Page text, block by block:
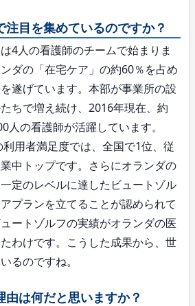
目を集めているのですか？
4人の看護師のチームで始まりま
ダの「在宅ケア」の約60％を占め
遂げています。本部が事業所の設
ちで増え続け、2016年現在、約
人の看護師が活躍しています。
用者満足度では、全国で1位、従
中トップです。さらにオランダの
定のレベルに達したビュートゾル
プランを立てることが認められて
ートゾルフの実績がオランダの医
わけです。こうした成果から、世
るのですね。
は何だと思いますか？